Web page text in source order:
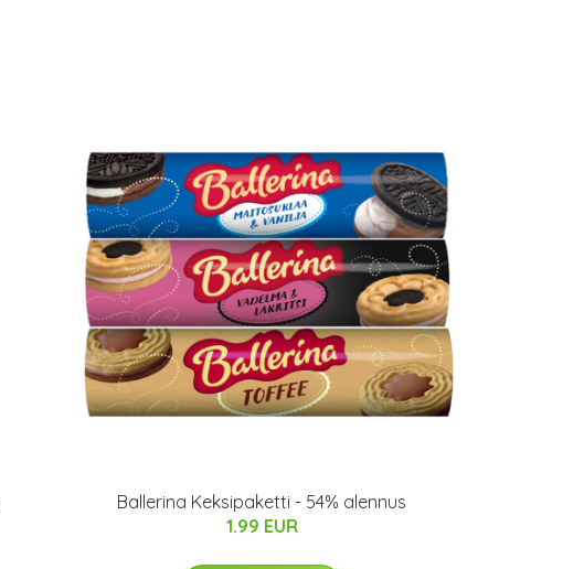
Ballerina Keksipaketti - 54% alennus
1.99 EUR